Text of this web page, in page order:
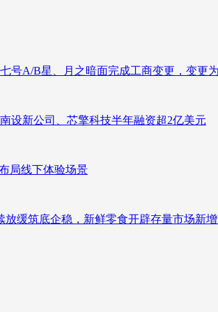
号A/B星、月之暗面完成工商变更，变更
设新公司、芯擎科技半年融资超2亿美元
局线下体验场景
缓筑底企稳，新鲜零食开辟存量市场新